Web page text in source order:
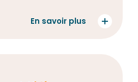
En savoir plus